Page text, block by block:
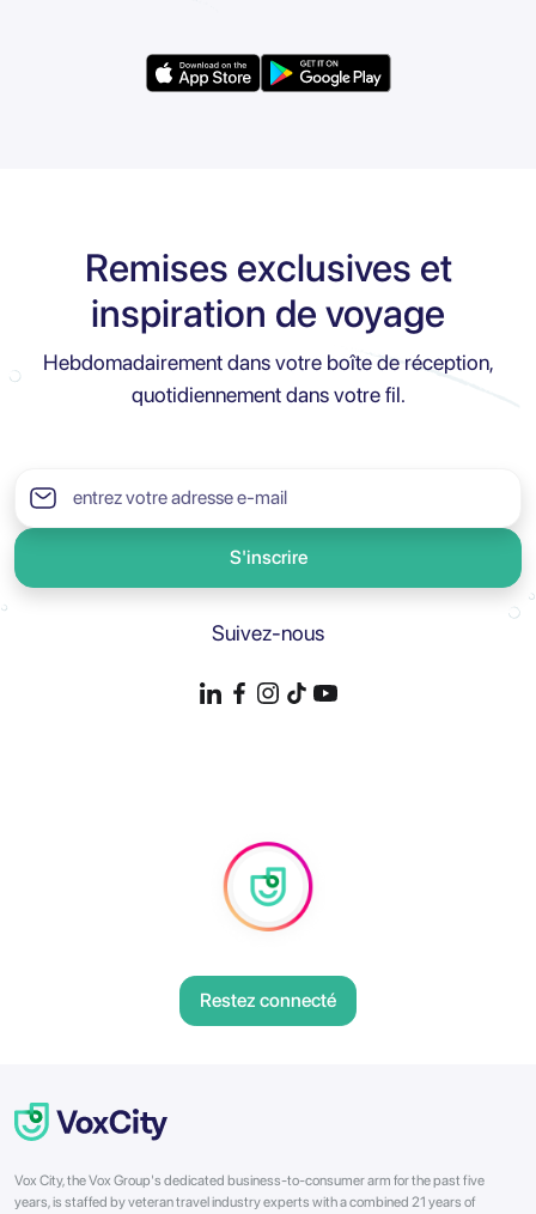
Remises exclusives et
inspiration de voyage
Hebdomadairement dans votre boîte de réception,
quotidiennement dans votre fil.
S'inscrire
Suivez-nous
Restez connecté
Vox City, the Vox Group's dedicated business-to-consumer arm for the past five
years, is staffed by veteran travel industry experts with a combined 21 years of